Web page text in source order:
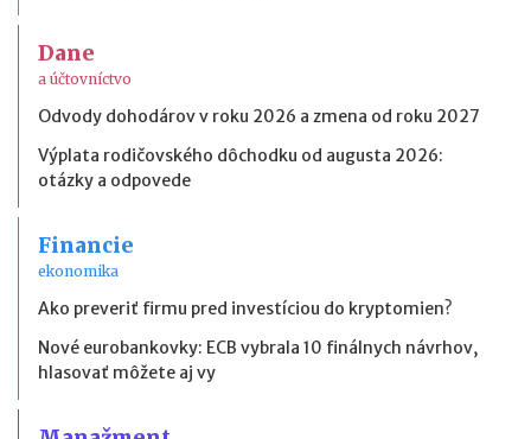
Dane
a účtovníctvo
Odvody dohodárov v roku 2026 a zmena od roku 2027
Výplata rodičovského dôchodku od augusta 2026:
otázky a odpovede
Financie
ekonomika
Ako preveriť firmu pred investíciou do kryptomien?
Nové eurobankovky: ECB vybrala 10 finálnych návrhov,
hlasovať môžete aj vy